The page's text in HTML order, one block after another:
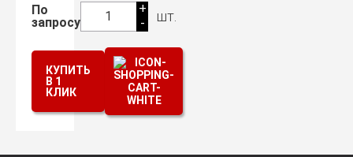
По
запросу
1
+
-
шт.
КУПИТЬ
В 1
КЛИК